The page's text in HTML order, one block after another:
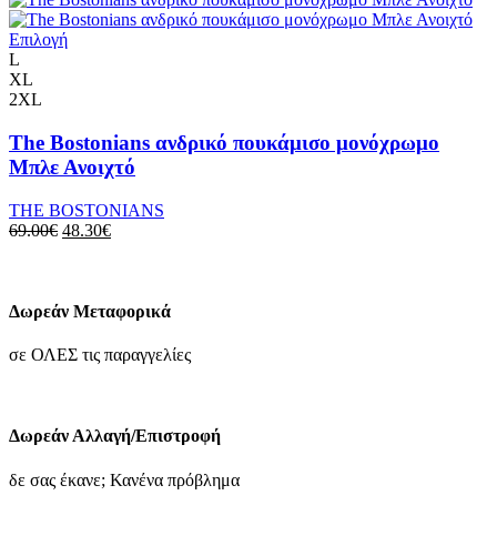
επιλεγούν
στη
σελίδα
79.90€.είναι:
ΕπιλογήΑυτό
παραλλαγές.
Οι
επιλογές
να
επιλεγούν
προϊόντος
L
XL
2XL
The Bostonians ανδρικό πουκάμισο μονόχρωμο
Μπλε Ανοιχτό
THE BOSTONIANS
69.00€ Original
48.30€Η
48.30€.
Δωρεάν Μεταφορικά
σε ΟΛΕΣ τις παραγγελίες
Δωρεάν Αλλαγή/Επιστροφή
δε σας έκανε; Κανένα πρόβλημα